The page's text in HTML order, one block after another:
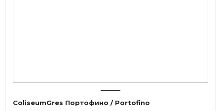
ColiseumGres Портофино / Portofino